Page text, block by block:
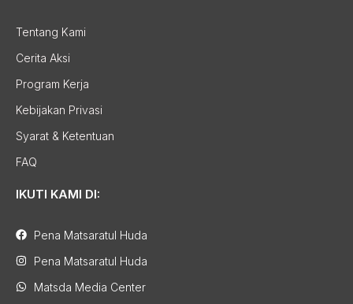
Tentang Kami
Cerita Aksi
Program Kerja
Kebijakan Privasi
Syarat & Ketentuan
FAQ
IKUTI KAMI DI:
Pena Matsaratul Huda
Pena Matsaratul Huda
Matsda Media Center